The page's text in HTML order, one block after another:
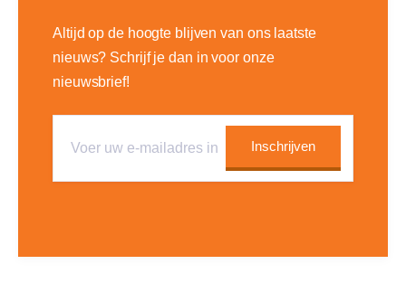
Altijd op de hoogte blijven van ons laatste
nieuws? Schrijf je dan in voor onze
nieuwsbrief!